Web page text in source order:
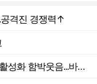
공격진 경쟁력↑
'김민재 다음은 손흥민' 제주의 지역 경제 활성화 함박웃음...바이에른 뮌헨은 신호탄, "LAFC와 맞대결 추진"